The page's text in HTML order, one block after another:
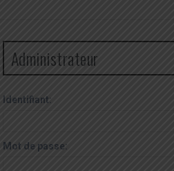
Administrateur
Identifiant:
Mot de passe: